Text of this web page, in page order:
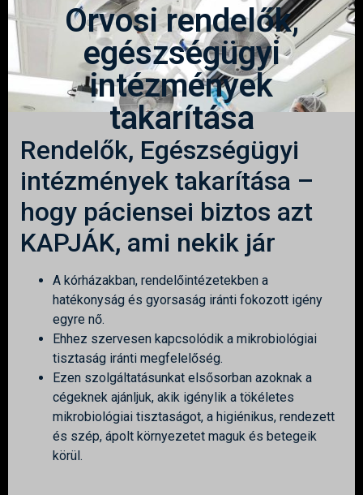
Orvosi rendelők,
egészségügyi
intézmények
takarítása
Rendelők, Egészségügyi
intézmények takarítása –
hogy páciensei biztos azt
KAPJÁK, ami nekik jár
A kórházakban, rendelőintézetekben a
hatékonyság és gyorsaság iránti fokozott igény
egyre nő.
Ehhez szervesen kapcsolódik a mikrobiológiai
tisztaság iránti megfelelőség.
Ezen szolgáltatásunkat elsősorban azoknak a
cégeknek ajánljuk, akik igénylik a tökéletes
mikrobiológiai tisztaságot, a higiénikus, rendezett
és szép, ápolt környezetet maguk és betegeik
körül.